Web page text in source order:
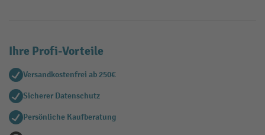
Ihre Profi-Vorteile
Versandkostenfrei ab 250€
Sicherer Datenschutz
Persönliche Kaufberatung